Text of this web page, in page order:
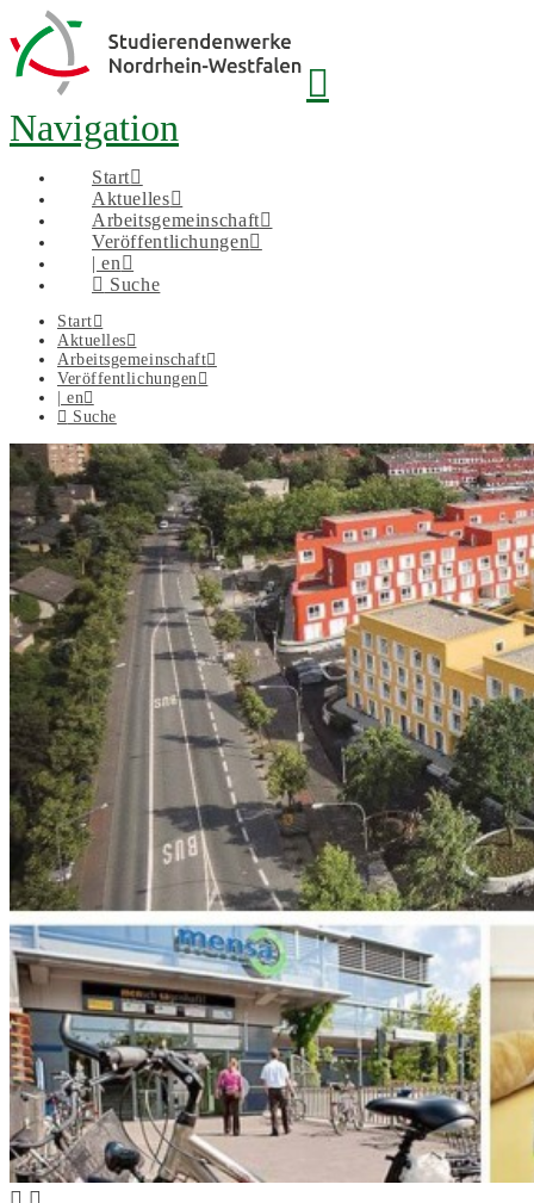
Navigation
Start
Aktuelles
Arbeitsgemeinschaft
Veröffentlichungen
| en
Suche
Start
Aktuelles
Arbeitsgemeinschaft
Veröffentlichungen
| en
Suche